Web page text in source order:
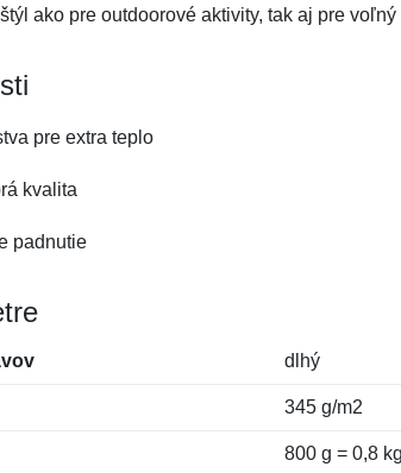
ako pre outdoorové aktivity, tak aj pre
pre extra teplo
kvalita
padnutie
dlhý
345 g/m2
800 g = 0,8 kg